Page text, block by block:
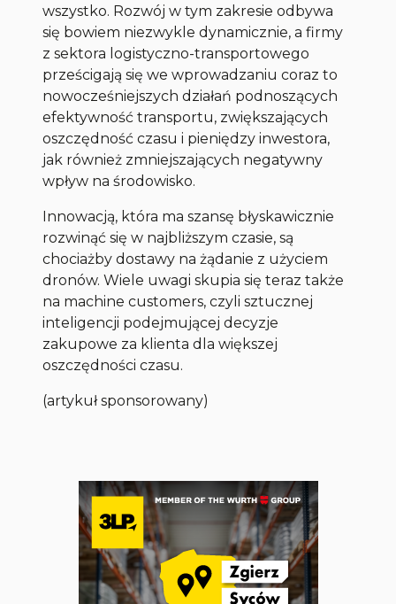
wszystko. Rozwój w tym zakresie odbywa
się bowiem niezwykle dynamicznie, a firmy
z sektora logistyczno-transportowego
prześcigają się we wprowadzaniu coraz to
nowocześniejszych działań podnoszących
efektywność transportu, zwiększających
oszczędność czasu i pieniędzy inwestora,
jak również zmniejszających negatywny
wpływ na środowisko.
Innowacją, która ma szansę błyskawicznie
rozwinąć się w najbliższym czasie, są
chociażby dostawy na żądanie z użyciem
dronów. Wiele uwagi skupia się teraz także
na machine customers, czyli sztucznej
inteligencji podejmującej decyzje
zakupowe za klienta dla większej
oszczędności czasu.
(artykuł sponsorowany)